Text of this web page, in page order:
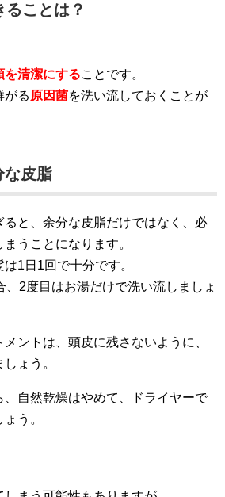
ことは？
を清潔にすることです。
がる 原因菌を洗い流しておくことが
な皮脂
ると、余分な皮脂だけではなく、必
うことになります。
1日1回で十分です。
、2度目はお湯だけで洗い流しましょ
ントは、頭皮に残さないように、
ょう。
、自然乾燥はやめて、ドライヤーで
う。